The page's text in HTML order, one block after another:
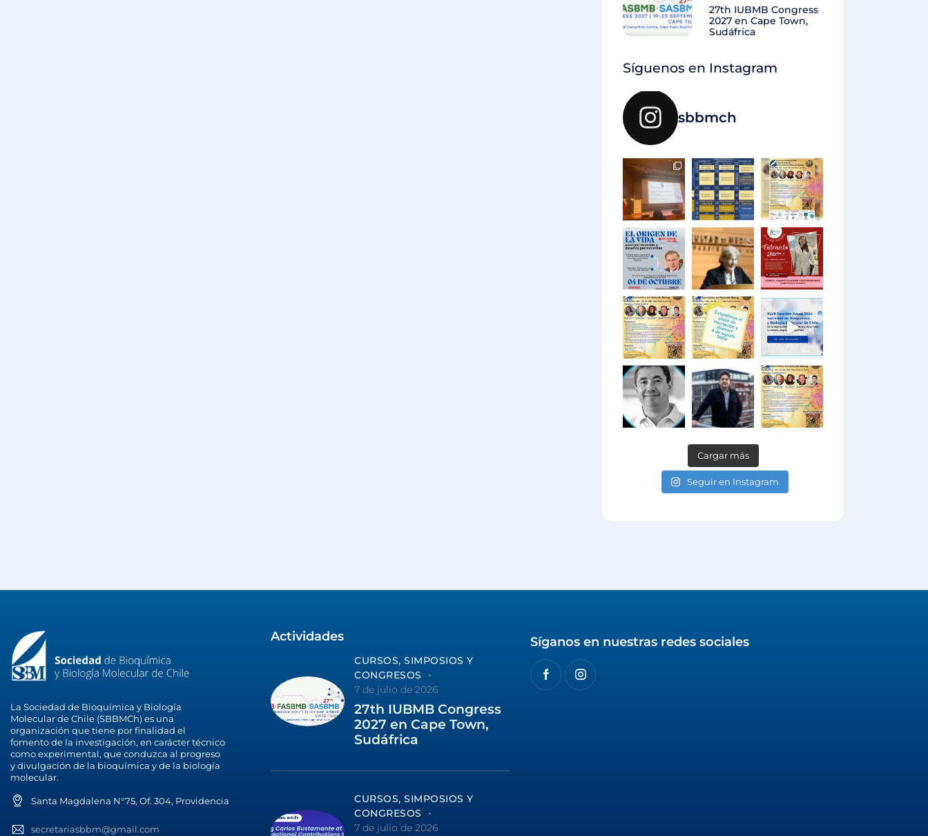
27th IUBMB Congress
2027 en Cape Town,
Sudáfrica
Síguenos en Instagram
sbbmch
Cargar más
Seguir en Instagram
La Sociedad de Bioquímica y Biología
Molecular de Chile (SBBMCh) es una
organización que tiene por finalidad el
fomento de la investigación, en carácter técnico
como experimental, que conduzca al progreso
y divulgación de la bioquímica y de la biología
molecular.
Santa Magdalena N°75, Of. 304, Providencia
secretariasbbm@gmail.com
Actividades
CURSOS, SIMPOSIOS Y
CONGRESOS
7 de julio de 2026
27th IUBMB Congress
2027 en Cape Town,
Sudáfrica
CURSOS, SIMPOSIOS Y
CONGRESOS
7 de julio de 2026
Síganos en nuestras redes sociales